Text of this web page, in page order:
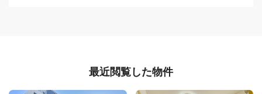
最近閲覧した物件